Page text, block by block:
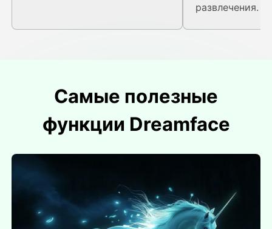
развлечения.
Самые полезные
функции Dreamface